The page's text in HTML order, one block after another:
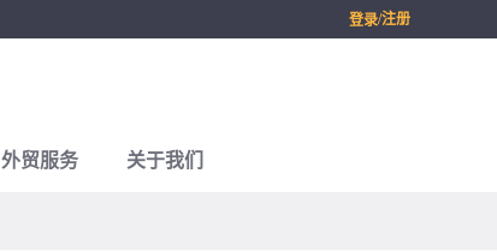
登录/注册
外贸服务 关于我们